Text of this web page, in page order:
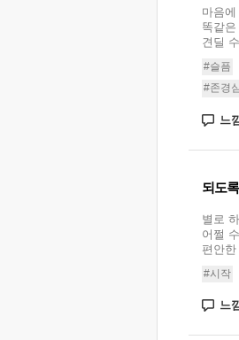
마음
똑같
견딜
#슬픔
#존경심
느
되도
별로
어쩔
편안
#시작
느